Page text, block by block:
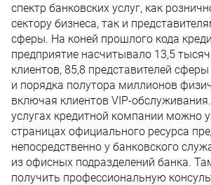
спектр банковских услуг, как
сектору бизнеса, так и
сферы. На коней прошлого кода
предприятие насчитывало 13,5
клиентов, 85,8 представителей
и порядка полутора миллионов
включая клиентов VIP-
услугах кредитной компании можно
страницах официального ресурса
непосредственно у банковского
из офисных подразделений банка.
получить профессиональную